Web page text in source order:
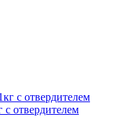
отвердителем